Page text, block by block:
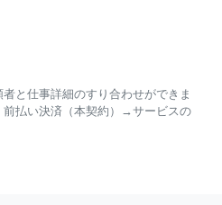
と仕事詳細のすり合わせができま
前払い決済（本契約）→サービスの